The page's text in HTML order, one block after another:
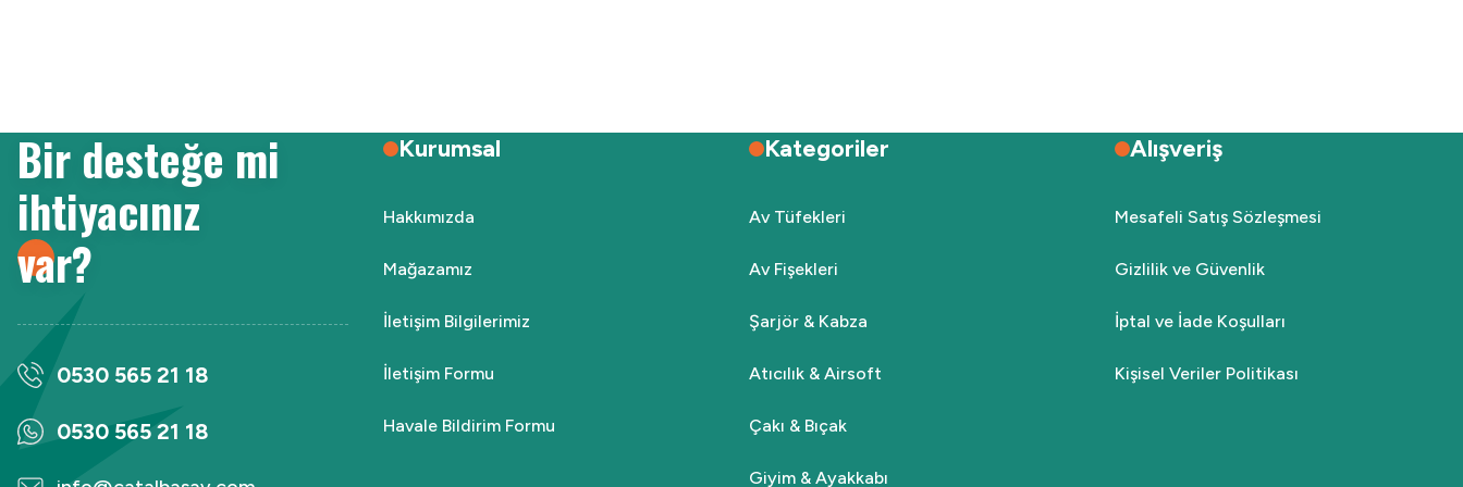
Bu ürüne benzer farklı alternatifler olmalı.
Bir desteğe mi
ihtiyacınız
var?
0530 565 21 18
0530 565 21 18
Kurumsal
Hakkımızda
Mağazamız
İletişim Bilgilerimiz
İletişim Formu
Havale Bildirim Formu
Kategoriler
Av Tüfekleri
Av Fişekleri
Şarjör & Kabza
Atıcılık & Airsoft
Çakı & Bıçak
Giyim & Ayakkabı
Alışveriş
Mesafeli Satış Sözleşmesi
Gizlilik ve Güvenlik
İptal ve İade Koşulları
Kişisel Veriler Politikası